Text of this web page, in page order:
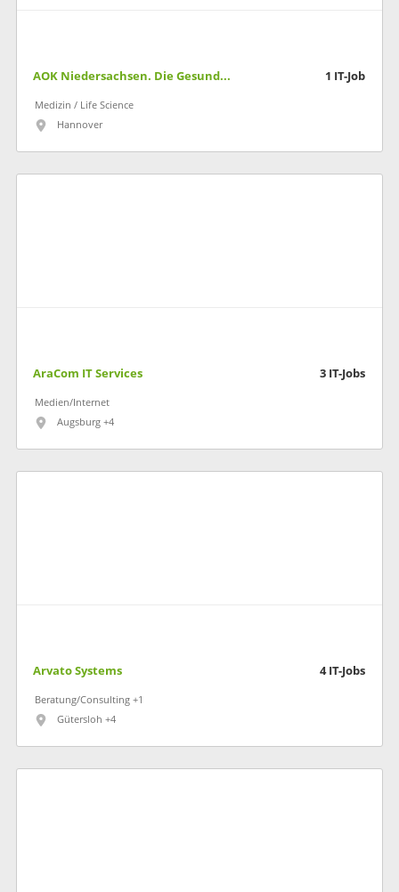
AOK Niedersachsen. Die Gesundheitskasse 1 IT-Job
Medizin / Life Science
Hannover
AraCom IT Services 3 IT-Jobs
Medien/Internet
Augsburg +4
Arvato Systems 4 IT-Jobs
Beratung/Consulting +1
Gütersloh +4